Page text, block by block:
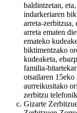
baldintzetan,
indarkeriaren
arreta-zerbitzua,
arreta ematen
emateko
biktimentzako
kudeaketa,
familia-
otsailaren
aurreikusitako
zerbitzu
Gizarte